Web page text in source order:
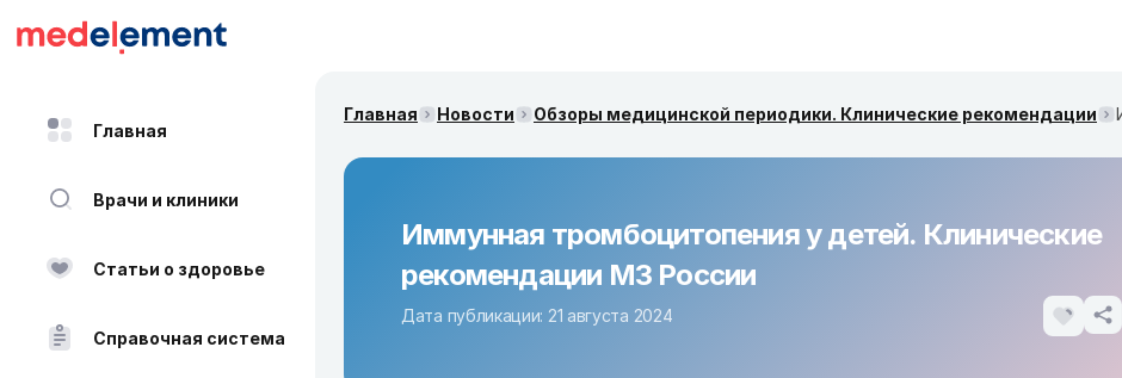
Главная
Врачи и клиники
Статьи о здоровье
Справочная система
Главная Новости Обзоры медицинской периодики. Клинические рекомендации
Иммунная тромбоцитопения у детей. Клинические
рекомендации МЗ России
Дата публикации: 21 августа 2024